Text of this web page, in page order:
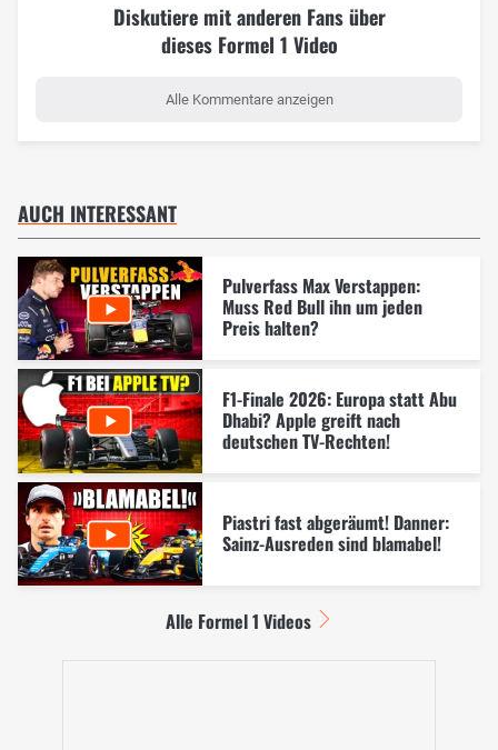
Diskutiere mit anderen Fans über
dieses Formel 1 Video
Alle Kommentare anzeigen
AUCH INTERESSANT
Pulverfass Max Verstappen:
Muss Red Bull ihn um jeden
Preis halten?
F1-Finale 2026: Europa statt Abu
Dhabi? Apple greift nach
deutschen TV-Rechten!
Piastri fast abgeräumt! Danner:
Sainz-Ausreden sind blamabel!
Alle Formel 1 Videos